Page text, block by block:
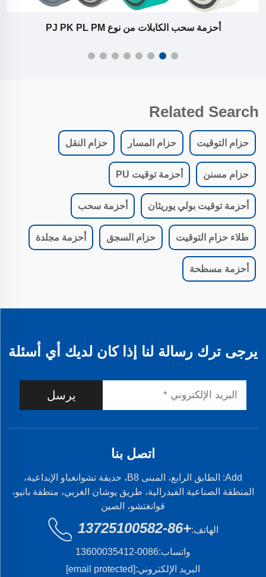
أحزمة البثق الصناعية
Related Search
حزام التوقيت حزام المسار حزام النقل
حزام مسنن أحزمة توقيت PU
أحزمة توقيت بولي يوريثان أحزمة سحب
طلاء حزام التوقيت حزام السجق أحزمة مجلدة
أحزمة مسطحة
يرجى ترك رسالة لنا إذا كان لديك أي أسئلة
يرسل
اتصل بنا
Add: الطابق الرابع، المبنى B8، حديقة تشوانغباو الإبداعية،
المنطقة الصناعية الفيدرالية، طريق يوشان الغربي، منطقة بانيو،
قوانغتشو، الصين
الهاتف:+86-13725100582
واتساب:0086-13600035412
البريد الإلكتروني:[email protected]